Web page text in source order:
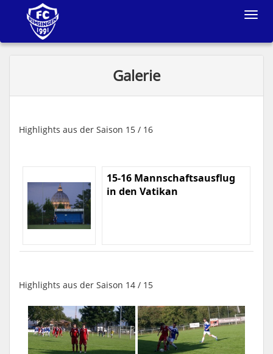
Toggle
Galerie
Highlights aus der Saison 15 / 16
15-16 Mannschaftsausflug
in den Vatikan
Highlights aus der Saison 14 / 15